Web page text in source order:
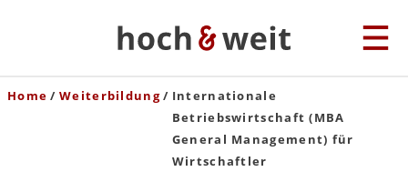
Home Weiterbildung
Internationale
Betriebswirtschaft (MBA
General Management) für
Wirtschaftler